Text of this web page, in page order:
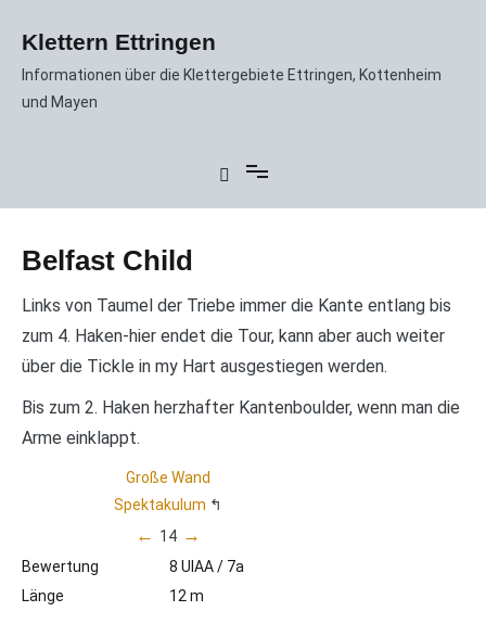
Inhalt
springen
Klettern Ettringen
Informationen über die Klettergebiete Ettringen, Kottenheim
und Mayen
Belfast Child
Links von Taumel der Triebe immer die Kante entlang bis
zum 4. Haken-hier endet die Tour, kann aber auch weiter
über die Tickle in my Hart ausgestiegen werden.
Bis zum 2. Haken herzhafter Kantenboulder, wenn man die
Arme einklappt.
Große Wand
Spektakulum
← 14 →
Bewertung
8 UIAA / 7a
Länge
12 m